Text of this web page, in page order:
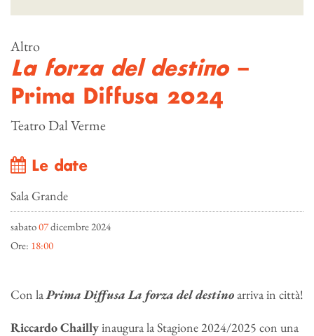
Altro
La forza del destino–
Prima Diffusa 2024
Teatro Dal Verme
Le date
Sala Grande
sabato07dicembre 2024
Ore: 18:00
Con laPrima DiffusaLa forza del destinoarriva in città!
Riccardo Chaillyinaugura la Stagione 2024/2025 con una